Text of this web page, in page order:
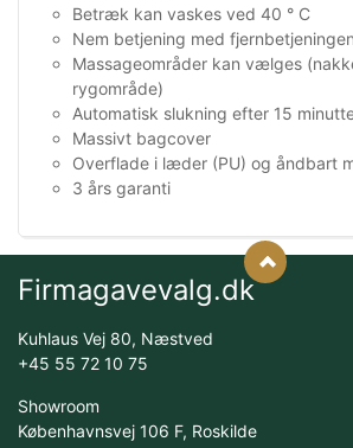
Betræk kan vaskes ved 40 ° C
Nem betjening med fjernbetjeningen
Massageområder kan vælges
rygområde)
Automatisk slukning efter 15
Massivt bagcover
Overflade i læder (PU) og åndbart
3 års garanti
Firmagavevalg.dk
Kuhlaus Vej 80, Næstved
+45 55 72 10 75
Showroom
Københavnsvej 106 F, Roskilde